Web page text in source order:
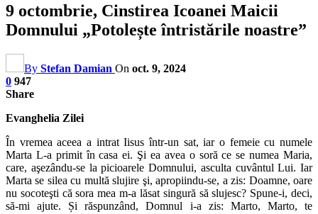
9 octombrie, Cinstirea Icoanei Maicii
Domnului „Potolește întristările noastre”
By Stefan Damian On oct. 9, 2024
0 947
Share
Evanghelia Zilei
În vremea aceea a intrat Iisus într-un sat, iar o femeie cu numele
Marta L-a primit în casa ei. Şi ea avea o soră ce se numea Maria,
care, aşezându-se la picioarele Domnului, asculta cuvântul Lui. Iar
Marta se silea cu multă slujire şi, apropiindu-se, a zis: Doamne, oare
nu socoteşti că sora mea m-a lăsat singură să slujesc? Spune-i, deci,
să-mi ajute. Și răspunzând, Domnul i-a zis: Marto, Marto, te